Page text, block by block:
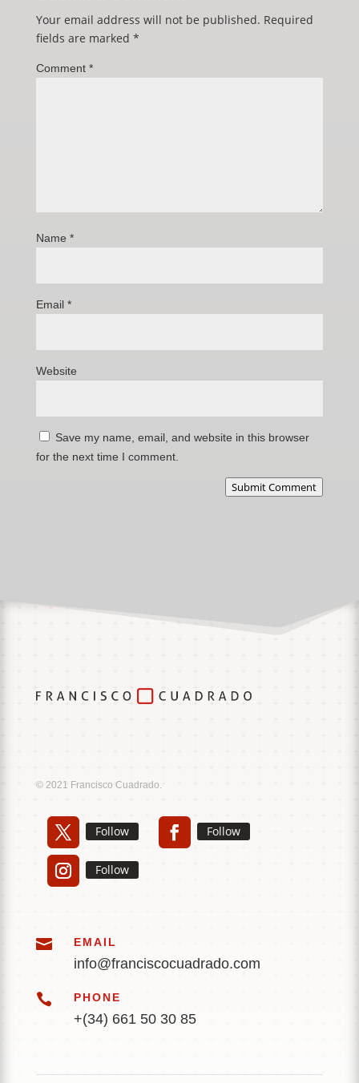
Your email address will not be published. Required
fields are marked *
Comment *
Name *
Email *
Website
Save my name, email, and website in this browser
for the next time I comment.
Submit Comment
© 2021 Francisco Cuadrado.
Follow Follow
Follow
 EMAIL
info@franciscocuadrado.com
 PHONE
+(34) 661 50 30 85